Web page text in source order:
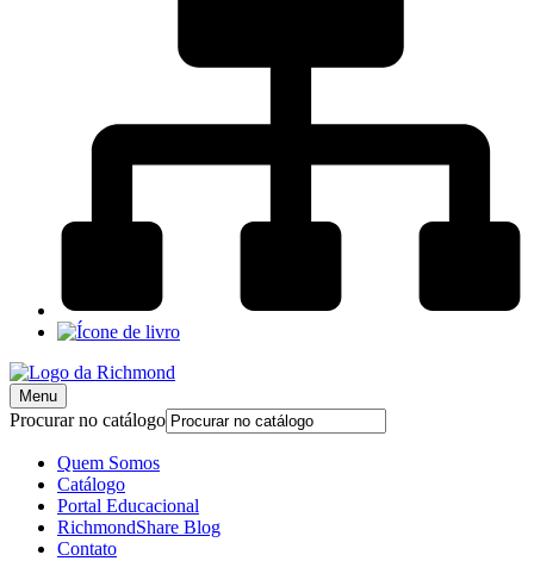
Menu
Procurar no catálogo
Quem Somos
Catálogo
Portal Educacional
RichmondShare Blog
Contato